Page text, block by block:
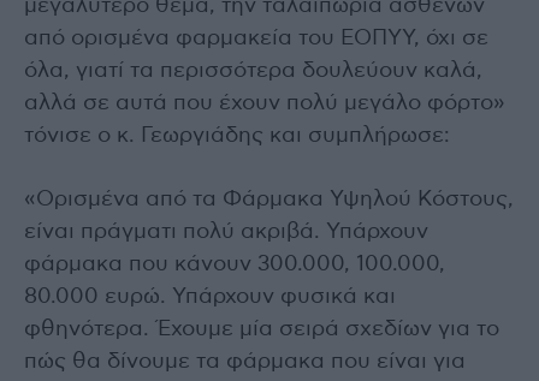
μεγαλύτερο θέμα, την ταλαιπωρία ασθενών
από ορισμένα φαρμακεία του ΕΟΠΥΥ, όχι σε
όλα, γιατί τα περισσότερα δουλεύουν καλά,
αλλά σε αυτά που έχουν πολύ μεγάλο φόρτο»
τόνισε ο κ. Γεωργιάδης και συμπλήρωσε:
«Ορισμένα από τα Φάρμακα Υψηλού Κόστους,
είναι πράγματι πολύ ακριβά. Υπάρχουν
φάρμακα που κάνουν 300.000, 100.000,
80.000 ευρώ. Υπάρχουν φυσικά και
φθηνότερα. Έχουμε μία σειρά σχεδίων για το
πώς θα δίνουμε τα φάρμακα που είναι για